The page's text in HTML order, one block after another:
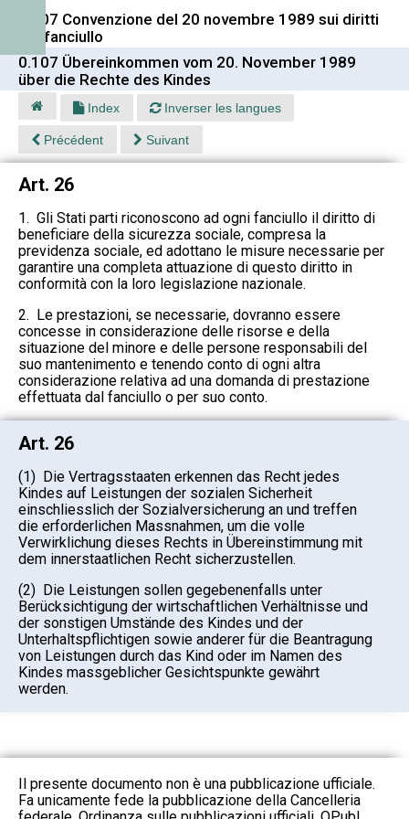
0.107 Convenzione del 20 novembre 1989 sui diritti
del fanciullo
0.107 Übereinkommen vom 20. November 1989
über die Rechte des Kindes
Index Inverser les langues
Précédent Suivant
Art. 26
1. Gli Stati parti riconoscono ad ogni fanciullo il diritto di
beneficiare della sicurezza sociale, compresa la
previdenza sociale, ed adottano le misure necessarie per
garantire una completa attuazione di questo diritto in
conformità con la loro legislazione nazionale.
2. Le prestazioni, se necessarie, dovranno essere
concesse in considerazione delle risorse e della
situazione del minore e delle persone responsabili del
suo mantenimento e tenendo conto di ogni altra
considerazione relativa ad una domanda di prestazione
effettuata dal fanciullo o per suo conto.
Art. 26
(1) Die Vertragsstaaten erkennen das Recht jedes
Kindes auf Leistungen der sozialen Sicherheit
einschliesslich der Sozialversicherung an und treffen
die erforderlichen Massnahmen, um die volle
Verwirklichung dieses Rechts in Übereinstimmung mit
dem innerstaatlichen Recht sicherzustellen.
(2) Die Leistungen sollen gegebenenfalls unter
Berücksichtigung der wirtschaftlichen Verhältnisse und
der sonstigen Umstände des Kindes und der
Unterhaltspflichtigen sowie anderer für die Beantragung
von Leistungen durch das Kind oder im Namen des
Kindes massgeblicher Gesichtspunkte gewährt
werden.
Il presente documento non è una pubblicazione ufficiale.
Fa unicamente fede la pubblicazione della Cancelleria